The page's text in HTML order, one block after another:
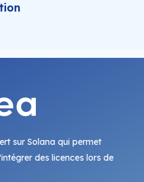
sur Solana qui permet
des licences lors de